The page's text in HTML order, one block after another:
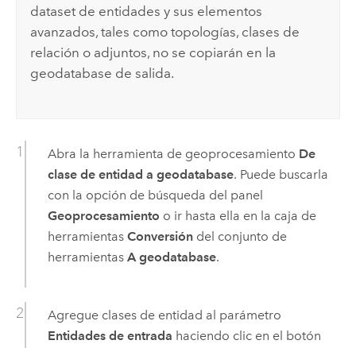
dataset de entidades y sus elementos
avanzados, tales como topologías, clases de
relación o adjuntos, no se copiarán en la
geodatabase de salida.
Abra la herramienta de geoprocesamiento De
clase de entidad a geodatabase. Puede buscarla
con la opción de búsqueda del panel
Geoprocesamiento o ir hasta ella en la caja de
herramientas Conversióndel conjunto de
herramientas A geodatabase.
Agregue clases de entidad al parámetro
Entidades de entrada haciendo clic en el botón